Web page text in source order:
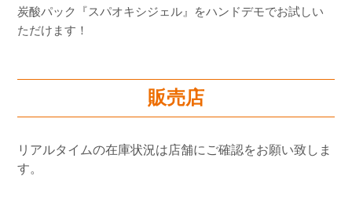
炭酸パック『スパオキシジェル』をハンドデモでお試しい
ただけます！
販売店
リアルタイムの在庫状況は店舗にご確認をお願い致しま
す。